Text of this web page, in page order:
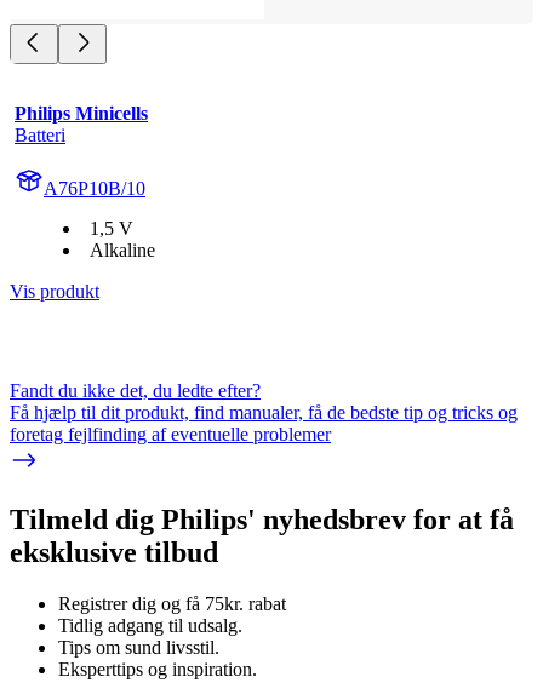
Philips Minicells
Batteri
A76P10B/10
1,5 V
Alkaline
Vis produkt
Fandt du ikke det, du ledte efter?
Få hjælp til dit produkt, find manualer, få de bedste tip og tricks og
foretag fejlfinding af eventuelle problemer
Tilmeld dig Philips' nyhedsbrev for at få
eksklusive tilbud
Registrer dig og få 75kr. rabat
Tidlig adgang til udsalg.
Tips om sund livsstil.
Eksperttips og inspiration.